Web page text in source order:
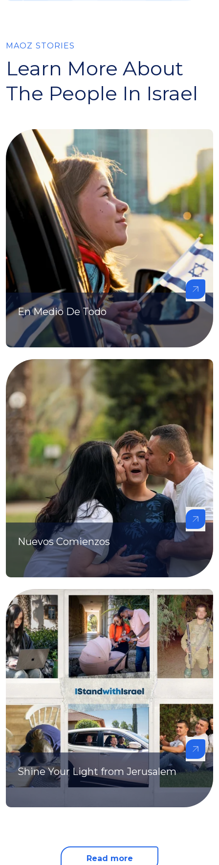
MAOZ STORIES
Learn More About
The People In Israel
En Medio De Todo
Nuevos Comienzos
Shine Your Light from Jerusalem
Read more